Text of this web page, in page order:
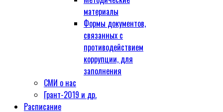
материалы
Формы документов,
связанных с
противодействием
коррупции, для
заполнения
СМИ о нас
Грант-2019 и др.
Расписание